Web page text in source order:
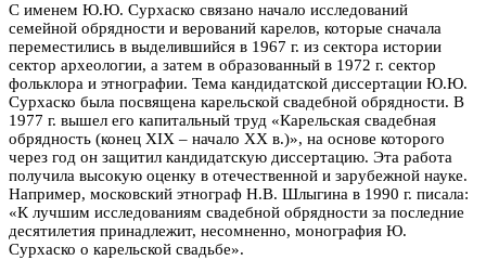
С именем Ю.Ю. Сурхаско связано начало исследований
семейной обрядности и верований карелов, которые сначала
переместились в выделившийся в 1967 г. из сектора истории
сектор археологии, а затем в образованный в 1972 г. сектор
фольклора и этнографии. Тема кандидатской диссертации Ю.Ю.
Сурхаско была посвящена карельской свадебной обрядности. В
1977 г. вышел его капитальный труд «Карельская свадебная
обрядность (конец XIX – начало ХХ в.)», на основе которого
через год он защитил кандидатскую диссертацию. Эта работа
получила высокую оценку в отечественной и зарубежной науке.
Например, московский этнограф Н.В. Шлыгина в 1990 г. писала:
«К лучшим исследованиям свадебной обрядности за последние
десятилетия принадлежит, несомненно, монография Ю.
Сурхаско о карельской свадьбе».